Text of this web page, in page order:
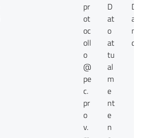
pr
ot
oc
oll
o
@
pe
c.
pr
o
v.
D
at
o
at
tu
al
m
e
nt
e
n